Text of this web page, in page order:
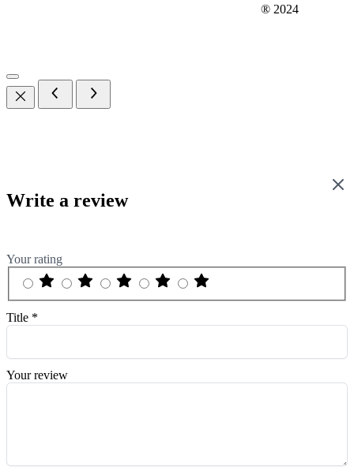
® 2024
Write a review
Your rating
Title *
Your review